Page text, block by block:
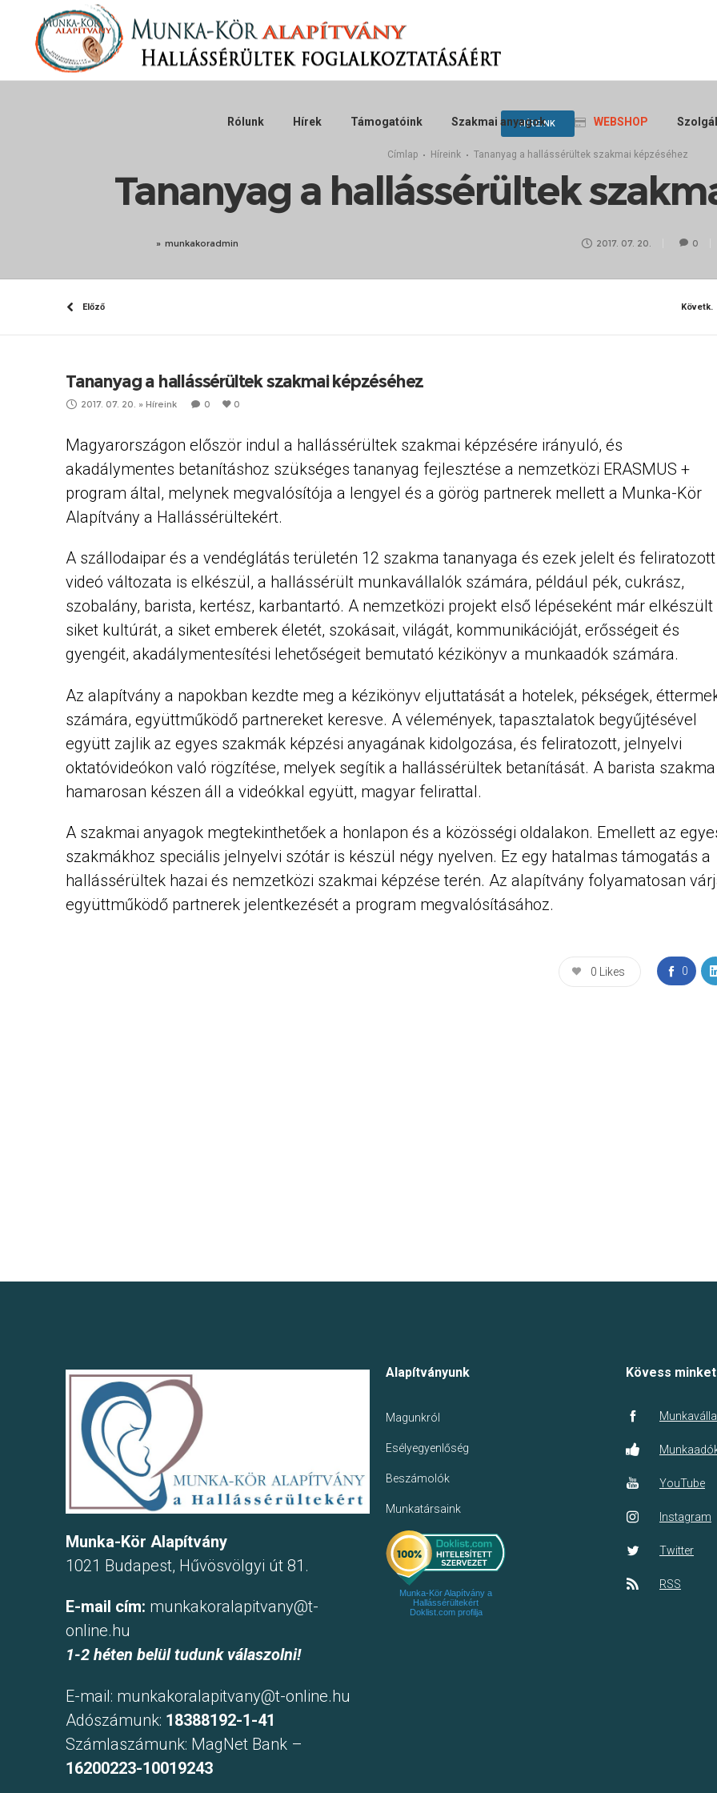
Rólunk Hírek Támogatóink Szakmai anyagok WEBSHOP
HÍREINK
Címlap Híreink Tananyag a hallássérültek szakmai képzéséhez
Tananyag a hallássérültek
» munkakoradmin 2017. 07. 20. 0
Előző Követk.
Tananyag a hallássérültek szakmai képzéséhez
2017. 07. 20. » Híreink 0 0
Magyarországon először indul a hallássérültek szakmai képzésére irányuló, és
akadálymentes betanításhoz szükséges tananyag fejlesztése a nemzetközi ERASMUS +
program által, melynek megvalósítója a lengyel és a görög partnerek mellett a Munka-Kör
Alapítvány a Hallássérültekért.
A szállodaipar és a vendéglátás területén 12 szakma tananyaga és ezek jelelt és feliratozott
videó változata is elkészül, a hallássérült munkavállalók számára, például pék, cukrász,
szobalány, barista, kertész, karbantartó. A nemzetközi projekt első lépéseként már elkészült
siket kultúrát, a siket emberek életét, szokásait, világát, kommunikációját, erősségeit és
gyengéit, akadálymentesítési lehetőségeit bemutató kézikönyv a munkaadók számára.
Az alapítvány a napokban kezdte meg a kézikönyv eljuttatását a hotelek, pékségek,
számára, együttműködő partnereket keresve. A vélemények, tapasztalatok begyűjtésével
együtt zajlik az egyes szakmák képzési anyagának kidolgozása, és feliratozott, jelnyelvi
oktatóvideókon való rögzítése, melyek segítik a hallássérültek betanítását. A barista szakma
hamarosan készen áll a videókkal együtt, magyar felirattal.
A szakmai anyagok megtekinthetőek a honlapon és a közösségi oldalakon. Emellett az
szakmákhoz speciális jelnyelvi szótár is készül négy nyelven. Ez egy hatalmas támogatás a
hallássérültek hazai és nemzetközi szakmai képzése terén. Az alapítvány folyamatosan
együttműködő partnerek jelentkezését a program megvalósításához.
0
0 Likes
Munka-Kör Alapítvány
1021 Budapest, Hűvösvölgyi út 81.
E-mail cím: munkakoralapitvany@t-
online.hu
1-2 héten belül tudunk válaszolni!
E-mail: munkakoralapitvany@t-online.hu
Adószámunk: 18388192-1-41
Számlaszámunk: MagNet Bank –
16200223-10019243
Alapítványunk
Magunkról
Esélyegyenlőség
Beszámolók
Munkatársaink
Munka-Kör Alapítvány a
Hallássérültekért
Doklist.com profilja
Kövess
YouTube
Instagram
Twitter
RSS